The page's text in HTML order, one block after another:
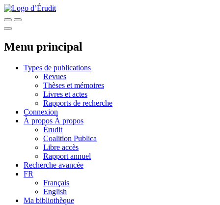
Menu principal
Types de publications
Revues
Thèses et mémoires
Livres et actes
Rapports de recherche
Connexion
À propos À propos
Érudit
Coalition Publica
Libre accès
Rapport annuel
Recherche avancée
FR
Français
English
Ma bibliothèque